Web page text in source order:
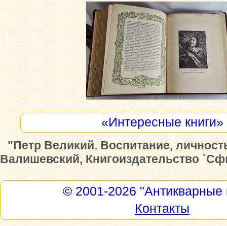
«Интересные книги»
"Петр Великий. Воспитание,
Валишевский, Книгоиздательство
© 2001-2026 "Антикварные
Контакты